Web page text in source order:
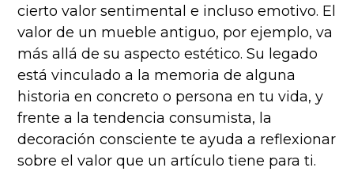
cierto valor sentimental e incluso emotivo. El
valor de un mueble antiguo, por ejemplo, va
más allá de su aspecto estético. Su legado
está vinculado a la memoria de alguna
historia en concreto o persona en tu vida, y
frente a la tendencia consumista, la
decoración consciente te ayuda a reflexionar
sobre el valor que un artículo tiene para ti.